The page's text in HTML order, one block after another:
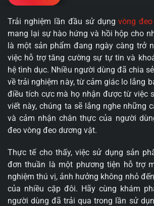
Trải nghiệm lần đầu sử dụngvòng
mang lại sự hào hứng và hồi hộp cho
là một sản phẩm đang ngày càng trở
việc hỗ trợ tăng cường sự tự tin và
hệ tình dục. Nhiều người dùng đã chia
về trải nghiệm này, từ cảm giác lo lắng
điều tích cực mà họ nhận được từ việc
viết này, chúng ta sẽ lắng nghe những
và cảm nhận chân thực của người
đeo vòng đeo dương vật.
Thực tế cho thấy, việc sử dụng sản
đơn thuần là một phương tiện hỗ trợ
nghiệm thú vị, ảnh hưởng không nhỏ
của nhiều cặp đôi. Hãy cùng khám
người dùng đã trải qua trong lần sử